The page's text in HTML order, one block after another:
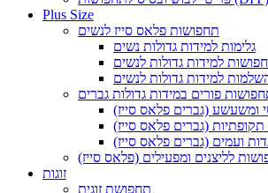
Plus Size
תחפושות פלאס סייז לנשים
גלימות למידות גדולות נשים
למידות גדולות לנשים
למידות גדולות לנשים
פורים במידות גדולות גברים
ומשעשע (גברים פלאס סייז)
(גברים פלאס סייז)
ועמים (גברים פלאס סייז)
לליצנים ומפעילים (פלאס סייז)
זוגות
תחפושת זוגית